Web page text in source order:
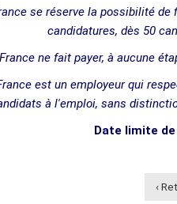
se réserve la possibilité
candidatures, dès 50
ne fait payer, à aucune
est un employeur qui
à l'emploi, sans
Date limite
‹